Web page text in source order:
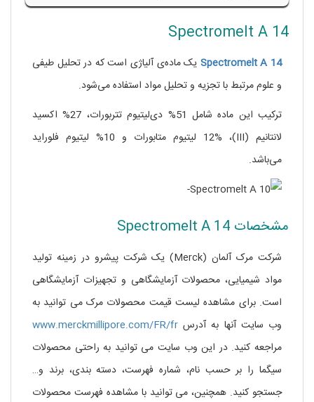
Spectromelt A 14
Spectromelt A 14 یک ماده‌ی آلیاژی است که در تحلیل طیفی
و علوم مرتبط با تجزیه‌ و تحلیل مواد استفاده می‌شود.
ترکیب این ماده شامل 51% دی‌لیتیوم تتربورات، 27% اکسید
لانتانیم (III)، 12% لیتیوم متابورات و 10% لیتیوم فلوراید
می‌باشد.
مشخصات Spectromelt A 14
شرکت مرک آلمان (Merck) یک شرکت پیشرو در زمینه تولید
مواد شیمیایی، محصولات آزمایشگاهی و تجهیزات آزمایشگاهی
است. برای مشاهده لیست قیمت محصولات مرک می توانید به
وب سایت آنها به آدرس www.merckmillipore.com/FR/fr
مراجعه کنید. در این وب سایت می توانید به راحتی محصولات
سیگما را بر حسب نام، شماره فهرست، دسته بندی، برند و…
جستجو کنید. همچنین، می توانید با مشاهده فهرست محصولات